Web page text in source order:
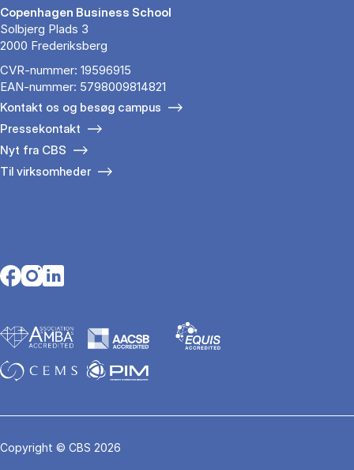
Copenhagen Business School
Solbjerg Plads 3
2000 Frederiksberg
CVR-nummer: 19596915
EAN-nummer: 5798009814821
Kontakt os og besøg campus
Pressekontakt
Nyt fra CBS
Til virksomheder
Opens in a new tab
Opens in a new tab
Opens in a new tab
Copyright © CBS 2026